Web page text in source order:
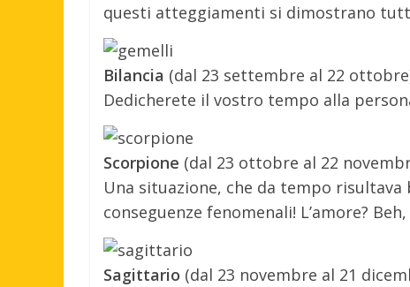
questi atteggiamenti si dimostrano
Bilancia (dal 23 settembre al 22
Dedicherete il vostro tempo alla
Scorpione (dal 23 ottobre al 22
Una situazione, che da tempo
conseguenze fenomenali! L’amore?
Sagittario (dal 23 novembre al 21